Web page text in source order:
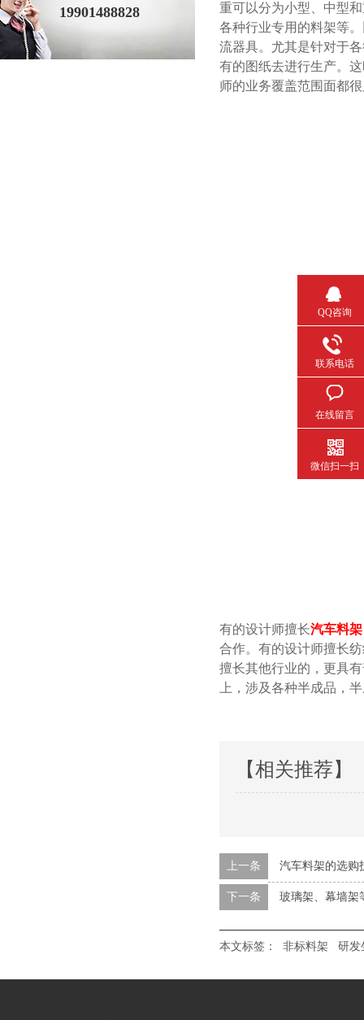
重可以分为小型、中型
各种行业专用的料架等
流器具。尤其是针对
有的图纸去进行生产
师的业务覆盖范围面都很
有的设计师擅长汽车料架
合作。有的设计师擅长纺
擅长其他行业的，更具
上，涉及各种半成品
【相关推荐】
上一条 汽车料架的选购
下一条 玻璃架、幕墙
本文标签： 非标料架 研发
19901488828
QQ咨询
联系电话
在线留言
微信扫一扫